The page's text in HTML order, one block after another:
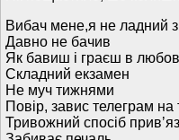
Вибач мене,я не ладний
Давно не бачив
Як бавиш і граєш в любов
Складний екзамен
Не муч тижнями
Повір, завис телеграм на
Тривожний спосіб